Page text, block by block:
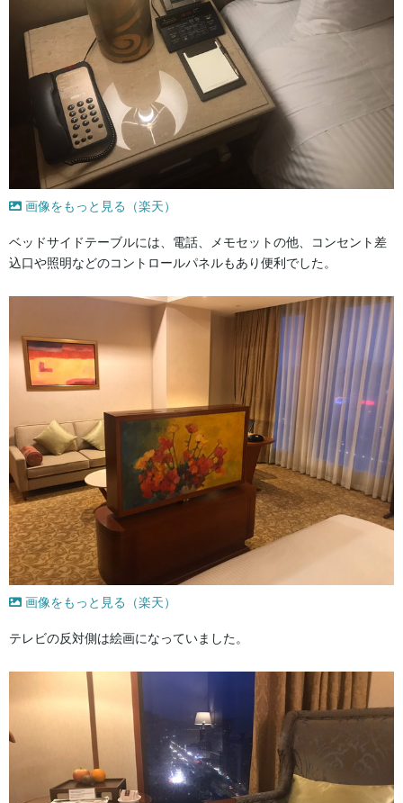
画像をもっと見る（楽天）
ベッドサイドテーブルには、電話、メモセットの他、コンセント差
込口や照明などのコントロールパネルもあり便利でした。
画像をもっと見る（楽天）
テレビの反対側は絵画になっていました。